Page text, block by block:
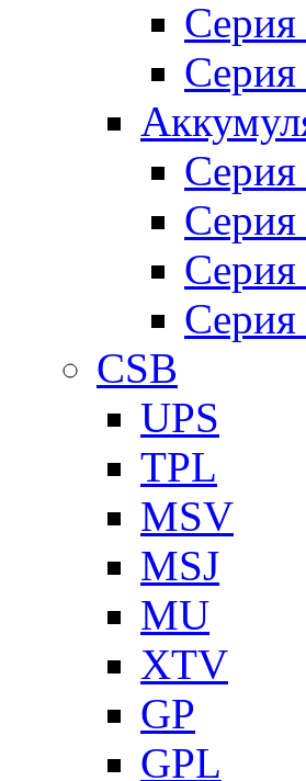
CSB
UPS
TPL
MSV
MSJ
MU
XTV
GP
GPL